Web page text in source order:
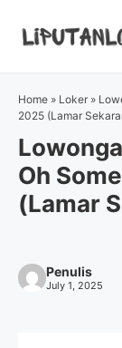
Home » Loker »
2025 (Lamar
Oh
(Lamar
Penulis
July 1, 2025